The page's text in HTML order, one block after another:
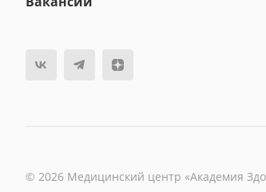
© 2026 Медицинский центр «Академия